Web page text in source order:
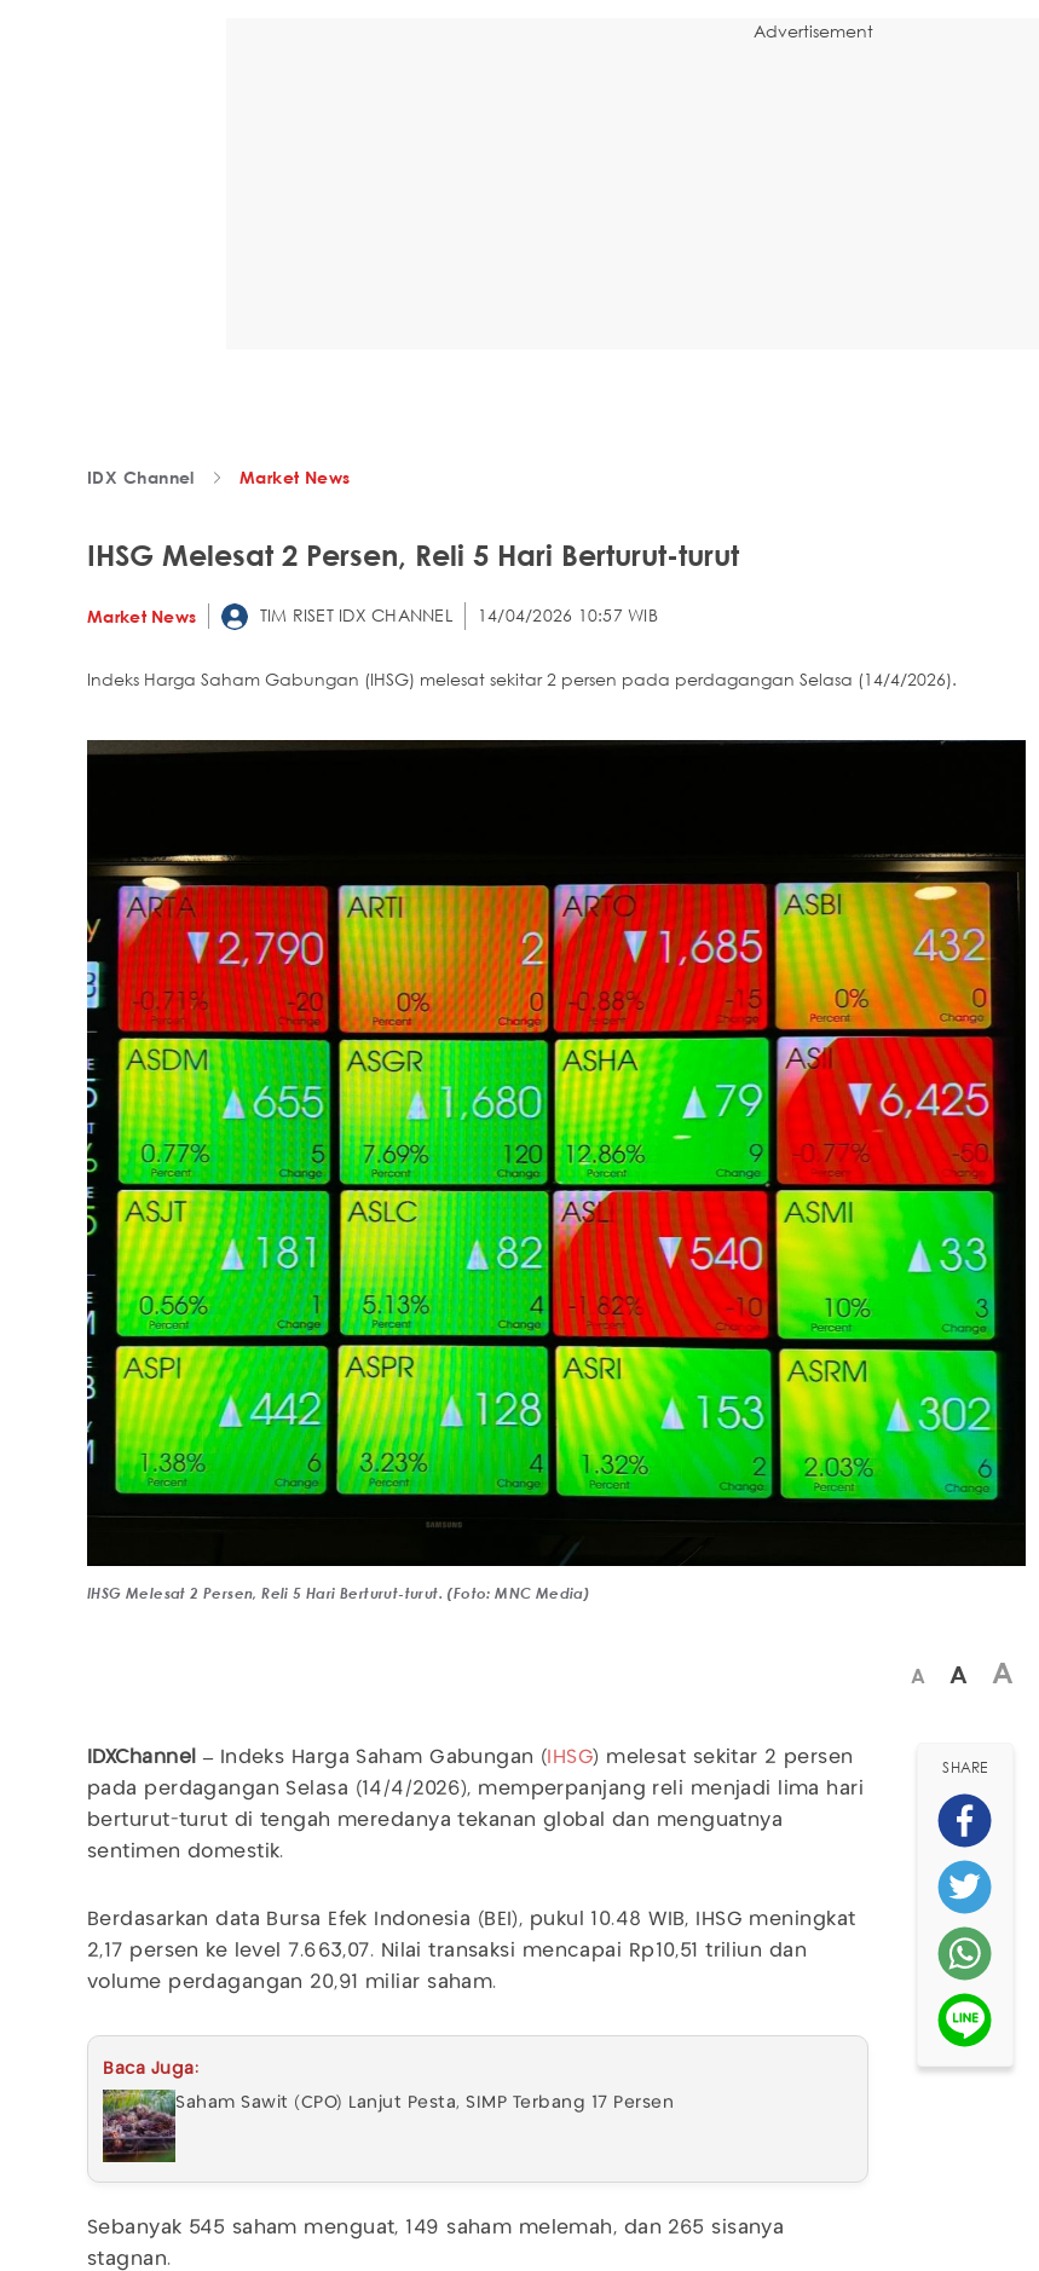
Advertisement
IDX Channel Market News
IHSG Melesat 2 Persen, Reli 5 Hari Berturut-turut
Market News TIM RISET IDX CHANNEL 14/04/2026 10:57 WIB
Indeks Harga Saham Gabungan (IHSG) melesat sekitar 2 persen pada perdagangan Selasa (14/4/2026).
IHSG Melesat 2 Persen, Reli 5 Hari Berturut-turut. (Foto: MNC Media)
A A A
IDXChannel – Indeks Harga Saham Gabungan ( IHSG) melesat sekitar 2 persen
pada perdagangan Selasa (14/4/2026), memperpanjang reli menjadi lima hari
berturut-turut di tengah meredanya tekanan global dan menguatnya
sentimen domestik.
Berdasarkan data Bursa Efek Indonesia (BEI), pukul 10.48 WIB, IHSG meningkat
2,17 persen ke level 7.663,07. Nilai transaksi mencapai Rp10,51 triliun dan
volume perdagangan 20,91 miliar saham.
Baca Juga:
Saham Sawit (CPO) Lanjut Pesta, SIMP Terbang 17 Persen
Sebanyak 545 saham menguat, 149 saham melemah, dan 265 sisanya
stagnan.
SHARE